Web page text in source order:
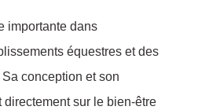
importante dans
équestres et des
conception et son
sur le bien-être